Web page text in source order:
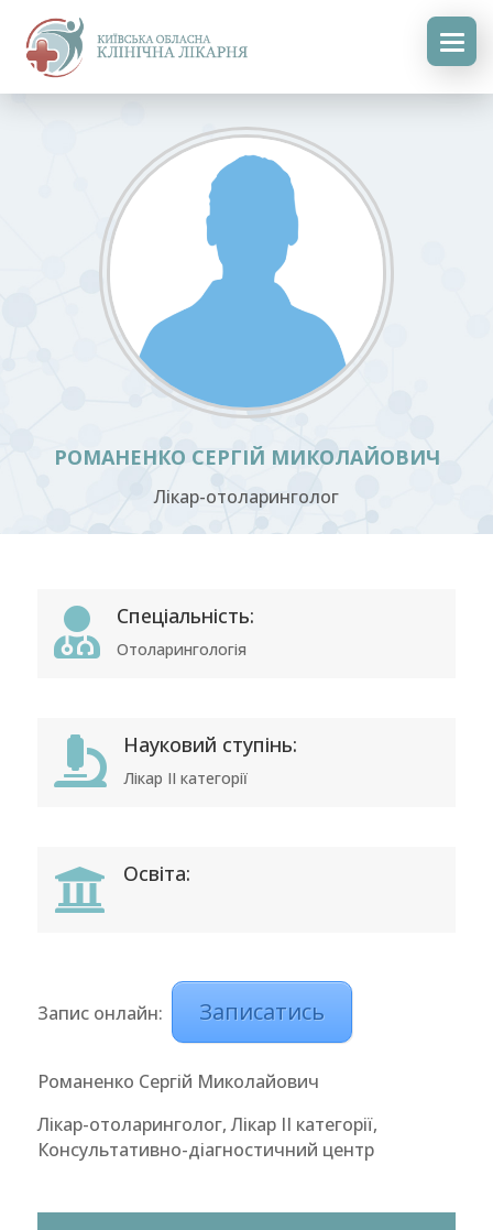
РОМАНЕНКО СЕРГІЙ МИКОЛАЙОВИЧ
Лікар-отоларинголог
 Спеціальність:
Отоларингологія
 Науковий ступінь:
Лікар ІІ категорії
 Освіта:
Запис онлайн: Записатись
Романенко Сергій Миколайович
Лікар-отоларинголог, Лікар ІІ категорії,
Консультативно-діагностичний центр